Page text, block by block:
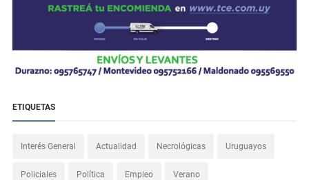
ETIQUETAS
Interés General Actualidad Necrológicas Uruguayos
Policiales Política Empleo Verano